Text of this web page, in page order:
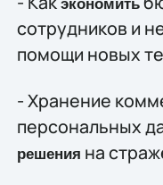
экономить
сотрудников и
помощи новых
- Хранение
персональных
решения на